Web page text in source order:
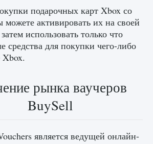
ошибку
интерфейса Delta
подарочных карт Xbox со
можете активировать их на своей
использовать только что
средства для покупки чего-либо
Xbox.
рынка ваучеров
BuySell
является ведущей онлайн-